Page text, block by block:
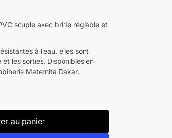
souple avec bride réglable et
à l’eau, elles sont
et les sorties. Disponibles en
Maternita Dakar.
au panier